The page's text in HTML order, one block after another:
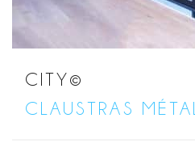
CITY©
CLAUSTRAS MÉTAL